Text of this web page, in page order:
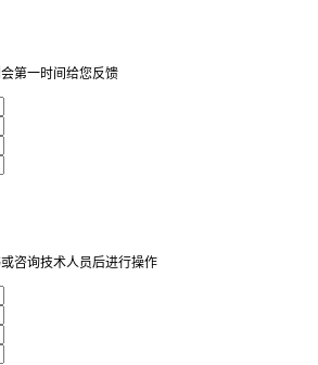
第一时间给您反馈
咨询技术人员后进行操作